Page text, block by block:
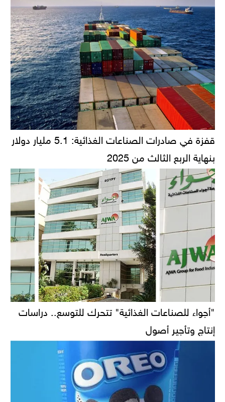
قفزة في صادرات الصناعات الغذائية: 5.1 مليار دولار
بنهاية الربع الثالث من 2025
"أجواء للصناعات الغذائية" تتحرك للتوسع.. دراسات
إنتاج وتأجير أصول